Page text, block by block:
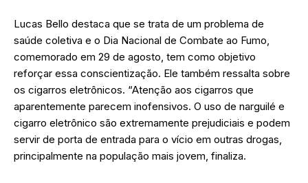
Lucas Bello destaca que se trata de um problema de
saúde coletiva e o Dia Nacional de Combate ao Fumo,
comemorado em 29 de agosto, tem como objetivo
reforçar essa conscientização. Ele também ressalta sobre
os cigarros eletrônicos. “Atenção aos cigarros que
aparentemente parecem inofensivos. O uso de narguilé e
cigarro eletrônico são extremamente prejudiciais e podem
servir de porta de entrada para o vício em outras drogas,
principalmente na população mais jovem, finaliza.